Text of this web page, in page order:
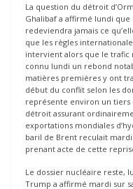
La question du détroit
Ghalibaf a affirmé lundi que
redeviendra jamais ce
que les règles
intervient alors que le trafic
connu lundi un rebond
matières premières y ont
début du conflit selon les
représente environ un tiers
détroit assurant
exportations mondiales
baril de Brent reculait mardi
prenant acte de cette
Le dossier nucléaire reste,
Trump a affirmé mardi sur